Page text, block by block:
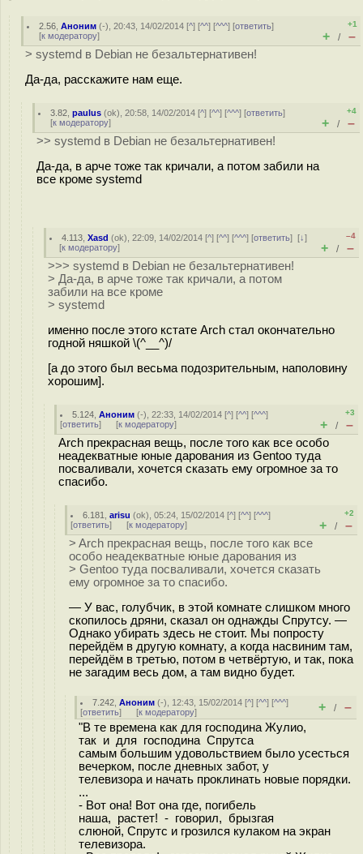
2.56 ,Аноним (-), 20:43, 14/02/2014 [^] [^^] [^^^] [ответить]
[к модератору]
+1
+ / –
> systemd в Debian не безальтернативен!
Да-да, расскажите нам еще.
3.82 ,paulus (ok), 20:58, 14/02/2014 [^] [^^] [^^^] [ответить]
[к модератору]
+4
+ / –
>> systemd в Debian не безальтернативен!
Да-да, в арче тоже так кричали, а потом забили на
все кроме systemd
4.113 ,Xasd (ok), 22:09, 14/02/2014 [^] [^^] [^^^] [ответить][↓]
[к модератору]
–4
+ / –
>>> systemd в Debian не безальтернативен!
> Да-да, в арче тоже так кричали, а потом
забили на все кроме
> systemd
именно после этого кстате Arch стал окончательно
годной няшкой \(^__^)/
[а до этого был весьма подозрительным, наполовину
хорошим].
5.124 ,Аноним (-), 22:33, 14/02/2014 [^] [^^] [^^^]
[ответить] [к модератору]
+3
+ / –
Arch прекрасная вещь, после того как все особо
неадекватные юные дарования из Gentoo туда
посваливали, хочется сказать ему огромное за то
спасибо.
6.181 ,arisu (ok), 05:24, 15/02/2014 [^] [^^] [^^^]
[ответить] [к модератору]
+2
+ / –
> Arch прекрасная вещь, после того как все
особо неадекватные юные дарования из
> Gentoo туда посваливали, хочется сказать
ему огромное за то спасибо.
— У вас, голубчик, в этой комнате слишком много
скопилось дряни, сказал он однажды Спрутсу. —
Однако убирать здесь не стоит. Мы попросту
перейдём в другую комнату, а когда насвиним там,
перейдём в третью, потом в четвёртую, и так, пока
не загадим весь дом, а там видно будет.
7.242 ,Аноним (-), 12:43, 15/02/2014 [^] [^^] [^^^]
[ответить] [к модератору] + / –
"В те времена как для господина Жулио,
так и для господина Спрутса
самым большим удовольствием было усесться
вечерком, после дневных забот, у
телевизора и начать проклинать новые порядки.
...
- Вот она! Вот она где, погибель
наша, растет! - говорил, брызгая
слюной, Спрутс и грозился кулаком на экран
телевизора.